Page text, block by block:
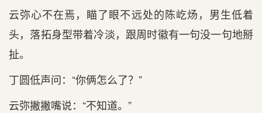
云弥心不在焉，瞄了眼不远处的陈屹炀，男生低着
头，落拓身型带着冷淡，跟周时徽有一句没一句地掰
扯。
丁圆低声问：“你俩怎么了？”
云弥撇撇嘴说：“不知道。”